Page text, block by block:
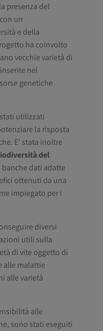
presenza del
un
e della
ha coinvolto
vecchie varietà di
nel
genetiche
utilizzati
la risposta
E’ stata inoltre
del
dati adatte
ottenuti da una
impiegato per i
diversi
utili sulla
di vite oggetto di
alle malattie
alle varietà
alle
sono stati eseguiti